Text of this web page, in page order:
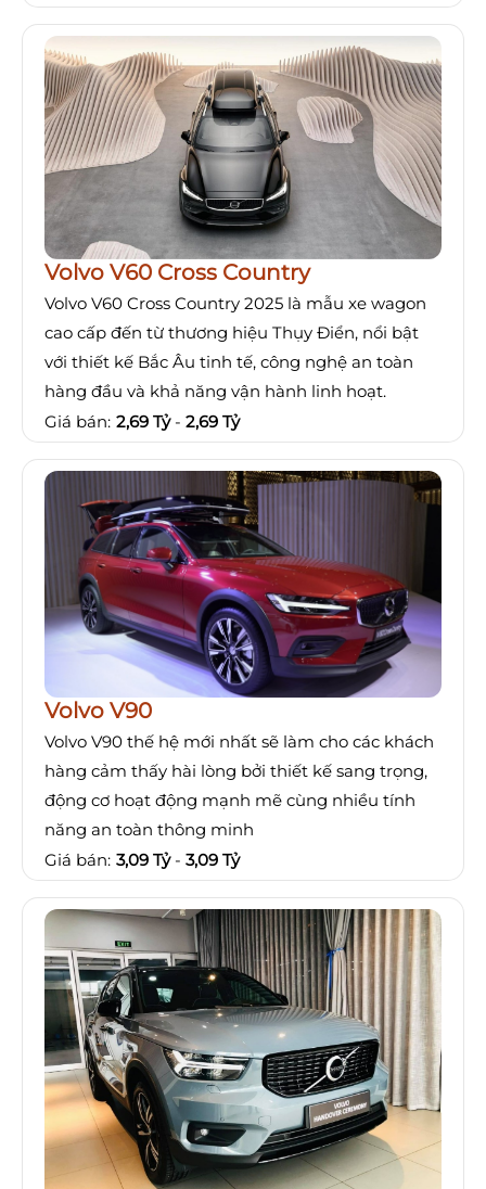
Volvo V60 Cross Country
Volvo V60 Cross Country 2025 là mẫu xe wagon
cao cấp đến từ thương hiệu Thụy Điển, nổi bật
với thiết kế Bắc Âu tinh tế, công nghệ an toàn
hàng đầu và khả năng vận hành linh hoạt.
Giá bán: 2,69 Tỷ - 2,69 Tỷ
Volvo V90
Volvo V90 thế hệ mới nhất sẽ làm cho các khách
hàng cảm thấy hài lòng bởi thiết kế sang trọng,
động cơ hoạt động mạnh mẽ cùng nhiều tính
năng an toàn thông minh
Giá bán: 3,09 Tỷ - 3,09 Tỷ